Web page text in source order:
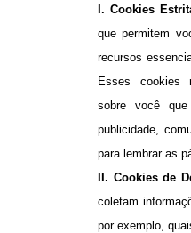
I. Cookies
que permitem
recursos
Esses cookies
sobre você
publicidade,
para lembrar as
II. Cookies de
coletam
por exemplo,